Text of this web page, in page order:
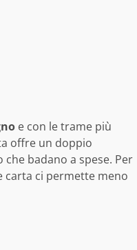
e con le trame più
offre un doppio
badano a spese. Per
carta ci permette meno